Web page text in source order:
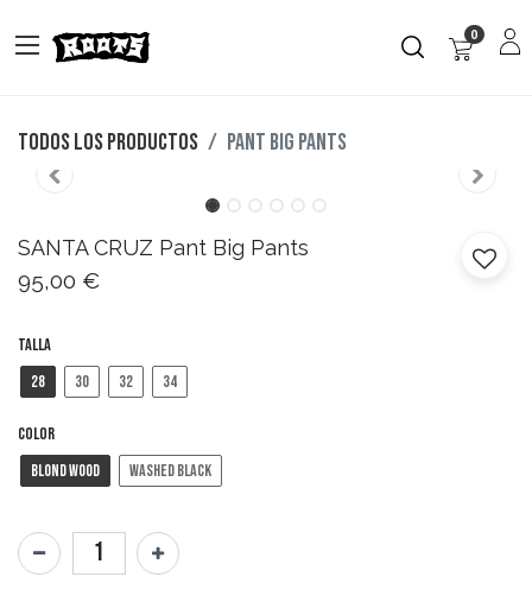
0
Todos los productos Pant Big Pants
SANTA CRUZ Pant Big Pants
95,00 €
Talla
28
30 32 34
Color
Blond Wood
Washed Black